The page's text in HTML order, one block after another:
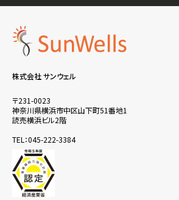
株式会社 サンウェル
〒231-0023
神奈川県横浜市中区山下町51番地1
読売横浜ビル2階
TEL：045-222-3384